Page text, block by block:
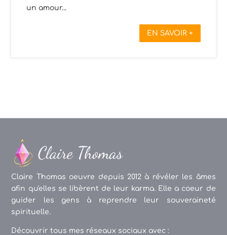
un amour...
EN SAVOIR +
Claire Thomas oeuvre depuis 2012 à révéler les âmes
afin qu'elles se libèrent de leur karma. Elle a coeur de
guider les gens à reprendre leur souveraineté
spirituelle.
Découvrir tous mes réseaux sociaux avec :